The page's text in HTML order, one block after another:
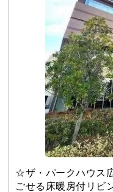
☆ザ・パークハウス
ごせる床暖房付リビ